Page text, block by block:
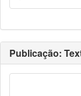
Publicação: